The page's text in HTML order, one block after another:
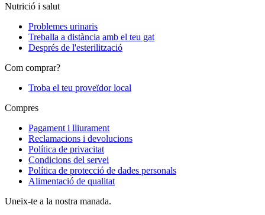
Nutrició i salut
Problemes urinaris
Treballa a distància amb el teu gat
Després de l'esterilització
Com comprar?
Troba el teu proveïdor local
Compres
Pagament i lliurament
Reclamacions i devolucions
Política de privacitat
Condicions del servei
Política de protecció de dades personals
Alimentació de qualitat
Uneix-te a la nostra manada.